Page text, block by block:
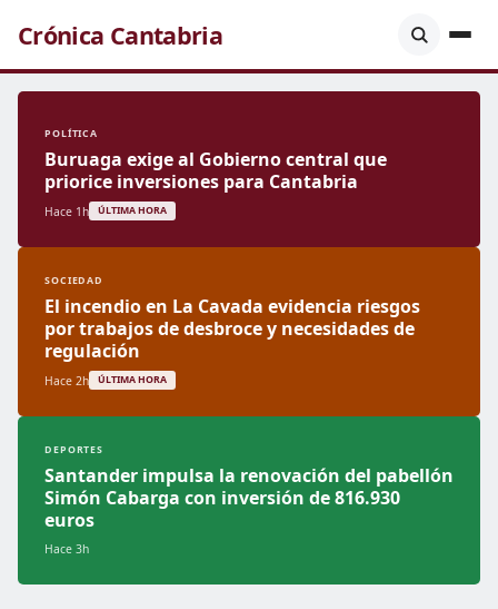
Crónica Cantabria
POLÍTICA
Buruaga exige al Gobierno central que
priorice inversiones para Cantabria
Hace 1h ÚLTIMA HORA
SOCIEDAD
El incendio en La Cavada evidencia riesgos
por trabajos de desbroce y necesidades de
regulación
Hace 2h ÚLTIMA HORA
DEPORTES
Santander impulsa la renovación del pabellón
Simón Cabarga con inversión de 816.930
euros
Hace 3h